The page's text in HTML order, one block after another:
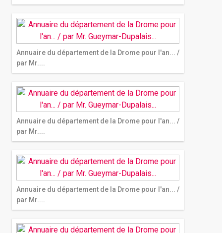
Annuaire du département de la Drome pour l'an... /
par Mr....
Annuaire du département de la Drome pour l'an... /
par Mr....
Annuaire du département de la Drome pour l'an... /
par Mr....